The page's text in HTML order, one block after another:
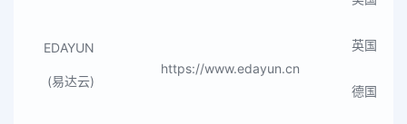
EDAYUN
(易达云)
https://www.edayun.cn
英国
德国